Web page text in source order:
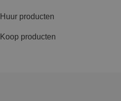
Huur producten
Koop producten